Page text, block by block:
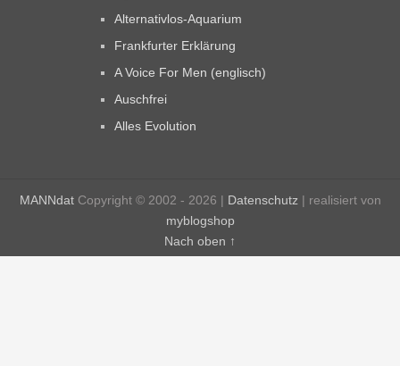
Alternativlos-Aquarium
Frankfurter Erklärung
A Voice For Men (englisch)
Auschfrei
Alles Evolution
MANNdatCopyright © 2002 - 2026 | Datenschutz | realisiert von
myblogshop
Nach oben ↑